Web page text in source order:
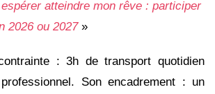
atteindre mon rêve : participer
2026 ou 2027»
: 3h de transport quotidien
Son encadrement : un